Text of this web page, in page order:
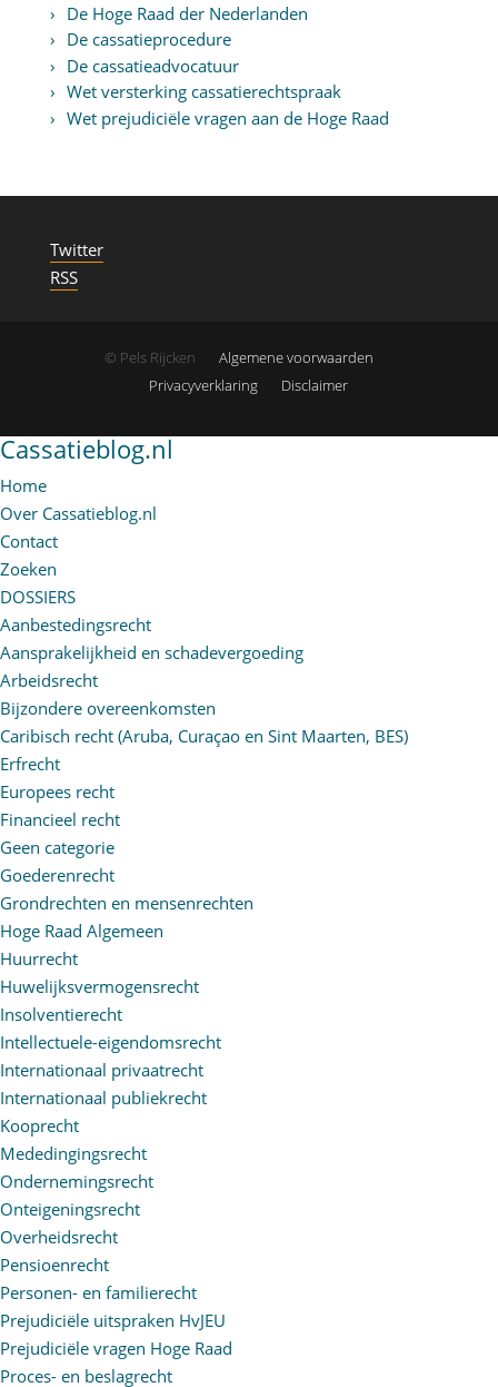
De Hoge Raad der Nederlanden
De cassatieprocedure
De cassatieadvocatuur
Wet versterking cassatierechtspraak
Wet prejudiciële vragen aan de Hoge Raad
Twitter
RSS
© Pels Rijcken
Algemene voorwaarden
Privacyverklaring
Disclaimer
Cassatieblog.nl
Home
Over Cassatieblog.nl
Contact
Zoeken
DOSSIERS
Aanbestedingsrecht
Aansprakelijkheid en schadevergoeding
Arbeidsrecht
Bijzondere overeenkomsten
Caribisch recht (Aruba, Curaçao en Sint Maarten, BES)
Erfrecht
Europees recht
Financieel recht
Geen categorie
Goederenrecht
Grondrechten en mensenrechten
Hoge Raad Algemeen
Huurrecht
Huwelijksvermogensrecht
Insolventierecht
Intellectuele-eigendomsrecht
Internationaal privaatrecht
Internationaal publiekrecht
Kooprecht
Mededingingsrecht
Ondernemingsrecht
Onteigeningsrecht
Overheidsrecht
Pensioenrecht
Personen- en familierecht
Prejudiciële uitspraken HvJEU
Prejudiciële vragen Hoge Raad
Proces- en beslagrecht